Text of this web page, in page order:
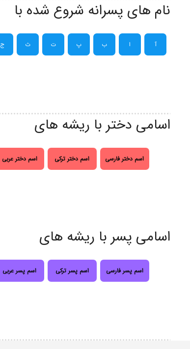
نام های پسرانه شروع شده با
آ ا ب پ ت ث ج
اسامی دختر با ریشه های
اسم دختر فارسی اسم دختر ترکی اسم دختر عربی
اسامی پسر با ریشه های
اسم پسر فارسی اسم پسر ترکی اسم پسر عربی